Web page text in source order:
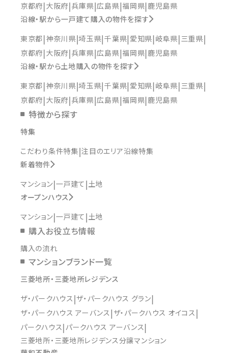
京都府 大阪府 兵庫県 広島県 福岡県 鹿児島県
沿線・駅から一戸建て購入の物件を探す
東京都 神奈川県 埼玉県 千葉県 愛知県 岐阜県 三重県
京都府 大阪府 兵庫県 広島県 福岡県 鹿児島県
沿線・駅から土地購入の物件を探す
東京都 神奈川県 埼玉県 千葉県 愛知県 岐阜県 三重県
京都府 大阪府 兵庫県 広島県 福岡県 鹿児島県
特徴から探す
特集
こだわり条件特集 注目のエリア沿線特集
新着物件
マンション 一戸建て 土地
オープンハウス
マンション 一戸建て 土地
購入お役立ち情報
購入の流れ
マンションブランド一覧
三菱地所・三菱地所レジデンス
ザ・パークハウス ザ・パークハウス グラン
ザ・パークハウス アーバンス ザ・パークハウス オイコス
パークハウス パークハウス アーバンス
三菱地所・三菱地所レジデンス分譲マンション